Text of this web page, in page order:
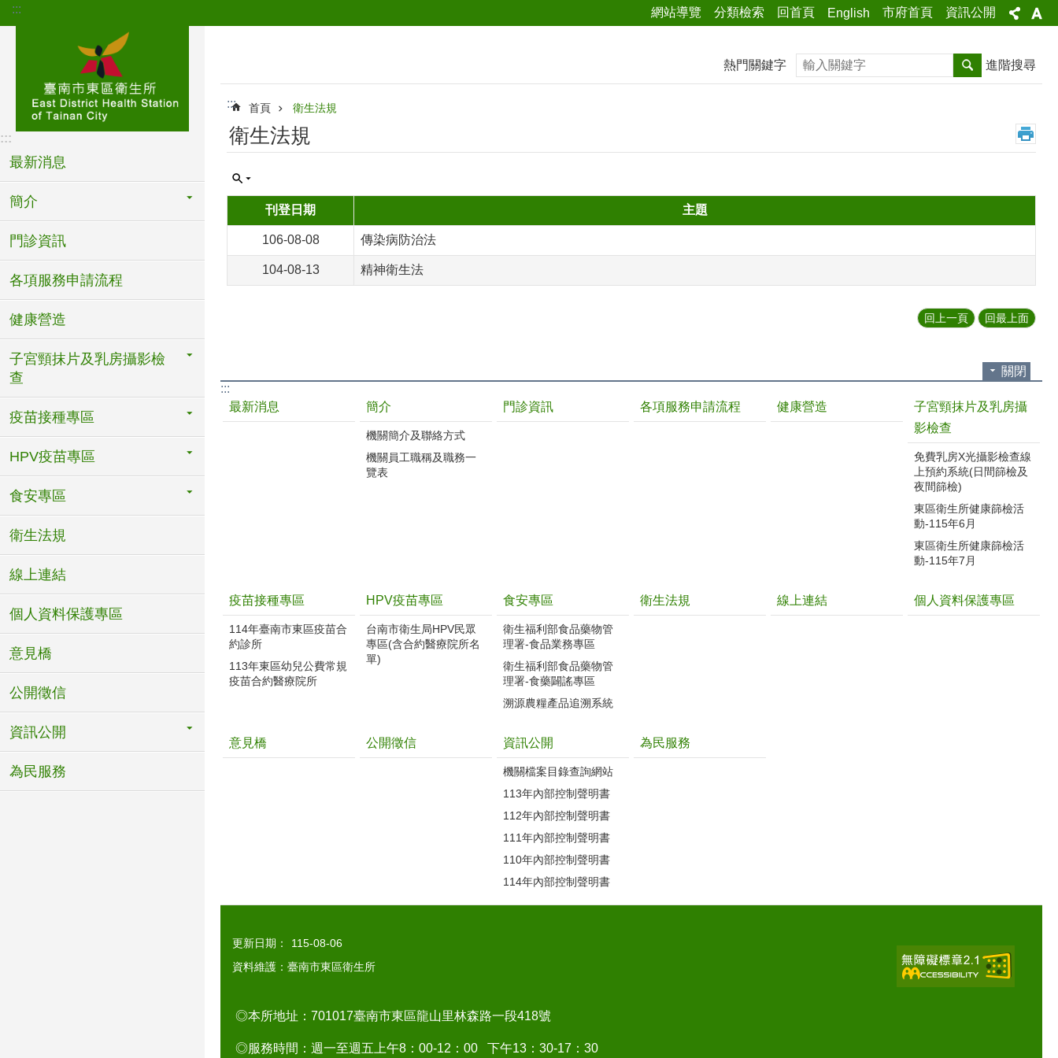
跳到主要內容區塊
::: 網站導覽 分類檢索 回首頁 English 市府首頁 資訊公開
:::
最新消息
簡介
門診資訊
各項服務申請流程
健康營造
子宮頸抹片及乳房攝影檢
查
疫苗接種專區
HPV疫苗專區
食安專區
衛生法規
線上連結
個人資料保護專區
意見橋
公開徵信
資訊公開
為民服務
熱門關鍵字 搜尋 進階搜尋
::: 首頁 衛生法規
衛生法規
刊登日期 主題
106-08-08 傳染病防治法
104-08-13 精神衛生法
回上一頁 回最上面
關閉
:::
最新消息
簡介
機關簡介及聯絡方式
機關員工職稱及職務一
覽表
門診資訊 各項服務申請流程 健康營造
子宮頸抹片及乳房攝
影檢查
免費乳房X光攝影檢查線
上預約系統(日間篩檢及
夜間篩檢)
東區衛生所健康篩檢活
動-115年6月
東區衛生所健康篩檢活
動-115年7月
疫苗接種專區
114年臺南市東區疫苗合
約診所
113年東區幼兒公費常規
疫苗合約醫療院所
HPV疫苗專區
台南市衛生局HPV民眾
專區(含合約醫療院所名
單)
食安專區
衛生福利部食品藥物管
理署-食品業務專區
衛生福利部食品藥物管
理署-食藥闢謠專區
溯源農糧產品追溯系統
衛生法規 線上連結 個人資料保護專區
意見橋 公開徵信 資訊公開
機關檔案目錄查詢網站
113年內部控制聲明書
112年內部控制聲明書
111年內部控制聲明書
110年內部控制聲明書
114年內部控制聲明書
為民服務
更新日期：
115-08-06
資料維護：臺南市東區衛生所
◎本所地址：701017臺南市東區龍山里林森路一段418號
◎服務時間：週一至週五上午8：00-12：00 下午13：30-17：30